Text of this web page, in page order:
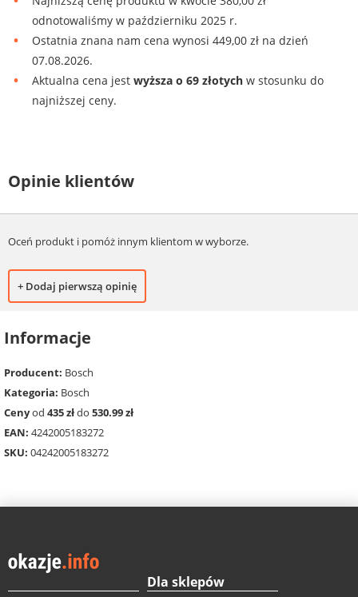
odnotowaliśmy w październiku 2025 r.
Ostatnia znana nam cena wynosi 449,00 zł na dzień
07.08.2026.
Aktualna cena jest wyższa o 69 złotych w stosunku do
najniższej ceny.
Opinie klientów
Oceń produkt i pomóż innym klientom w wyborze.
+ Dodaj pierwszą opinię
Informacje
Producent: Bosch
Kategoria: Bosch
Cenyod 435 złdo 530.99 zł
EAN: 4242005183272
SKU: 04242005183272
Dla sklepów